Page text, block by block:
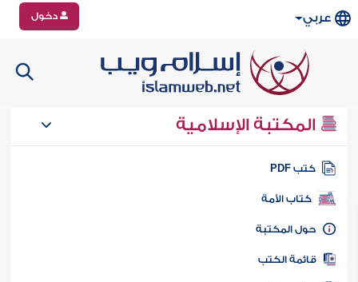
عربي دخول
المكتبة الإسلامية
كتب PDF
كتاب الأمة
المكتبة